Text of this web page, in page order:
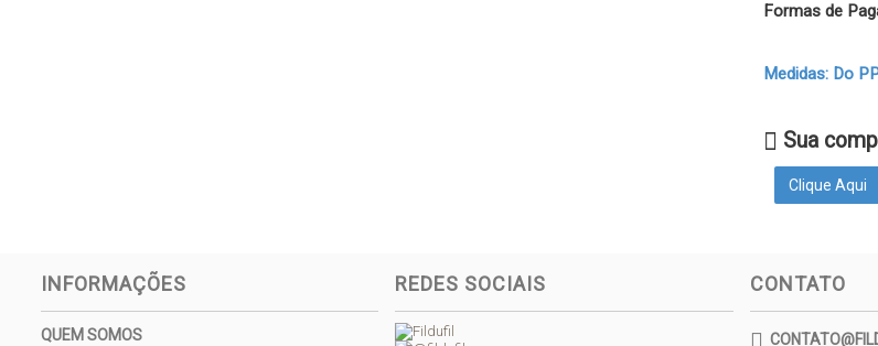
Formas de
Medidas: Do
Sua
Clique Aqui
INFORMAÇÕES
QUEM SOMOS
REDES SOCIAIS CONTATO